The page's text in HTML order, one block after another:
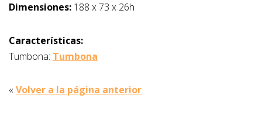
Dimensiones: 188 x 73 x 26h
Características:
Tumbona: Tumbona
« Volver a la página anterior